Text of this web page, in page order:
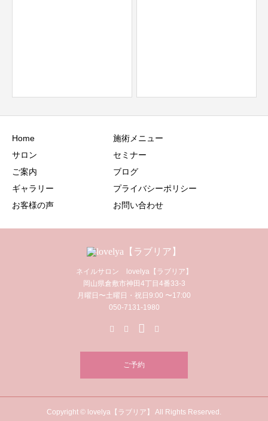
Home
サロン
ご案内
ギャラリー
お客様の声
施術メニュー
セミナー
ブログ
プライバシーポリシー
お問い合わせ
ネイルサロン lovelya【ラブリア】
岡山県倉敷市神田4丁目4番33-3
月曜日〜土曜日・祝日9:00 〜17:00
050-7131-1980
ご予約
Copyright © lovelya【ラブリア】 All Rights Reserved.